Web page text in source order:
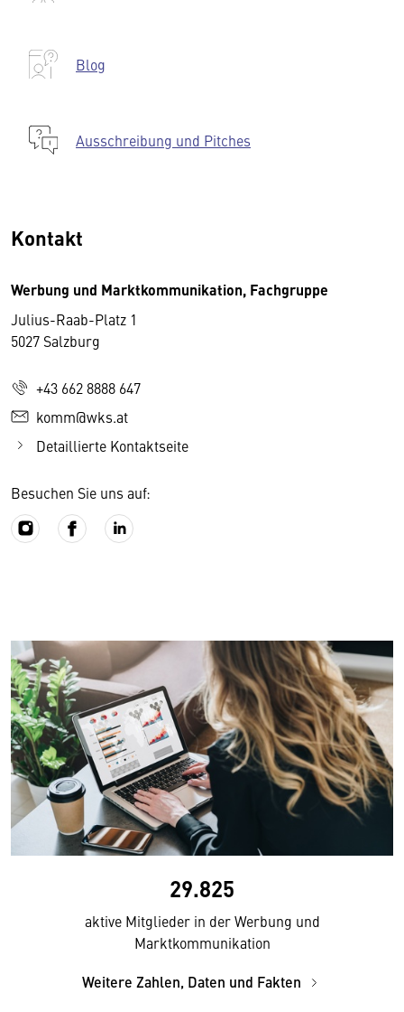
Blog
Ausschreibung und Pitches
Kontakt
Werbung und Marktkommunikation, Fachgruppe
Julius-Raab-Platz 1
5027 Salzburg
+43 662 8888 647
komm@wks.at
Detaillierte Kontaktseite
Besuchen Sie uns auf:
29.825
aktive Mitglieder in der Werbung und
Marktkommunikation
Weitere Zahlen, Daten und Fakten